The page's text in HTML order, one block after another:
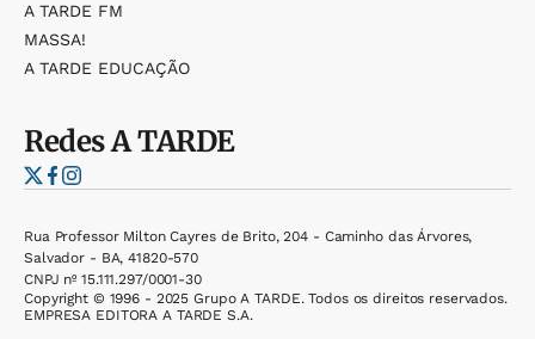
A TARDE FM
MASSA!
A TARDE EDUCAÇÃO
RedesA TARDE
Rua Professor Milton Cayres de Brito, 204 - Caminho das Árvores,
Salvador - BA, 41820-570
CNPJ nº 15.111.297/0001-30
Copyright © 1996 - 2025 Grupo A TARDE. Todos os direitos reservados.
EMPRESA EDITORA A TARDE S.A.